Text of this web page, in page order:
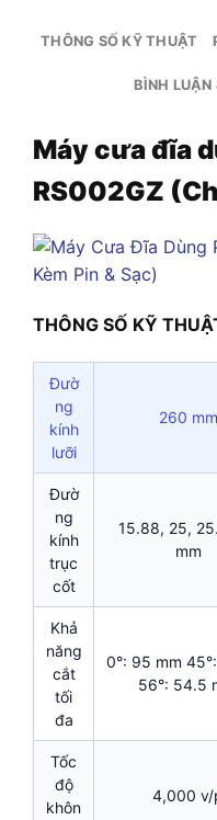
THÔNG SỐ KỸ THUẬT
BÌNH
Máy cưa đĩa
RS002GZ
THÔNG SỐ KỸ
Đườ
ng
kính
lưỡi
260 mm
Đườ
ng
kính
trục
cốt
15.88, 25,
mm
Khả
năng
cắt
tối
đa
0°: 95 mm
56°: 54.5
Tốc
độ
khôn
4,000 v/